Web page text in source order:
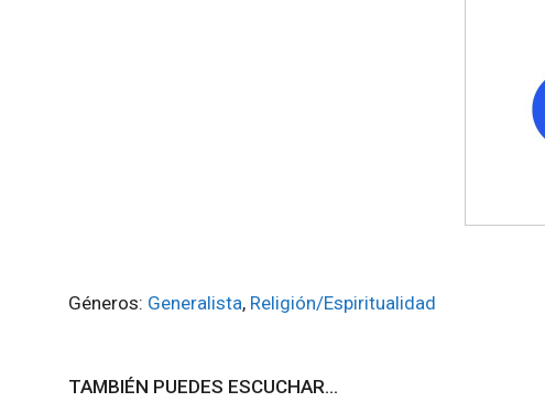
Géneros: Generalista, Religión/Espiritualidad
TAMBIÉN PUEDES ESCUCHAR...